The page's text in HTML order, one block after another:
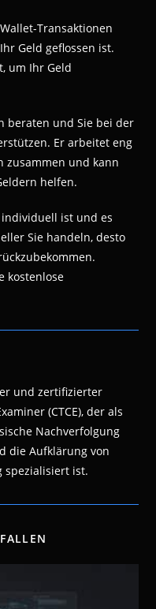
Transaktionen
Geld geflossen ist.
um Ihr Geld
beraten und Sie bei der
Er arbeitet eng
zusammen und kann
helfen.
individuell ist und es
Sie handeln, desto
kostenlose
und zertifizierter
(CTCE), der als
Nachverfolgung
die Aufklärung von
spezialisiert ist.